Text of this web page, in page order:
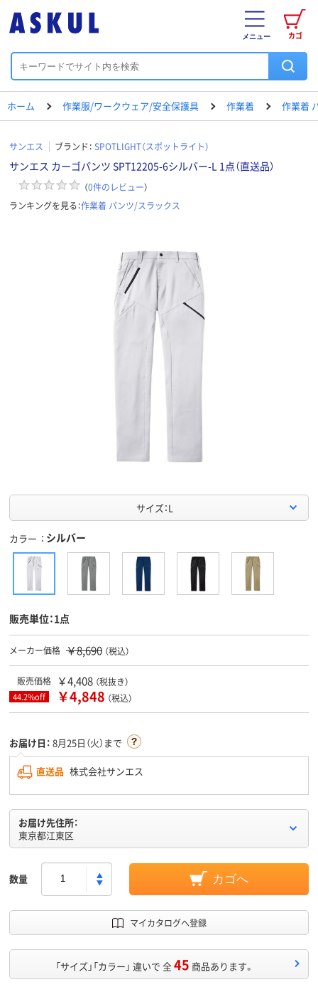
カゴ
メニュー
ホーム 作業服/ワークウェア/安全保護具 作業着 作業着
サンエス ブランド： SPOTLIGHT（スポットライト）
サンエス カーゴパンツ SPT12205-6シルバー-L 1点（直送品）
（0件のレビュー）
ランキングを見る：作業着 パンツ/スラックス
サイズ：L
カラー シルバー
販売単位：1点
メーカー価格 ￥8,690 （税込）
販売価格 ￥4,408 （税抜き）
44.2%off ￥4,848 （税込）
お届け日： 8月25日（火）まで
直送品 株式会社サンエス
お届け先住所：
東京都江東区
数量 カゴへ
マイカタログへ登録
「サイズ」「カラー」 違いで 全45 商品あります。